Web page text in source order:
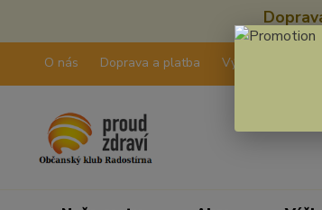
O nás Doprava a platba Výdejní pravidla